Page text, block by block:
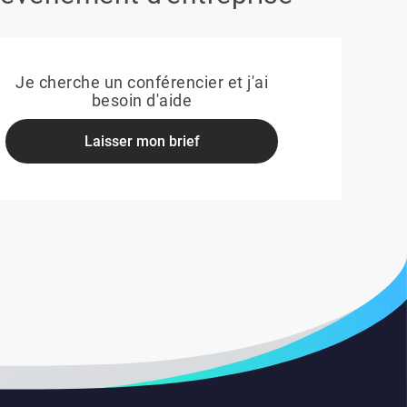
Je cherche un conférencier et j'ai
besoin d'aide
Laisser mon brief